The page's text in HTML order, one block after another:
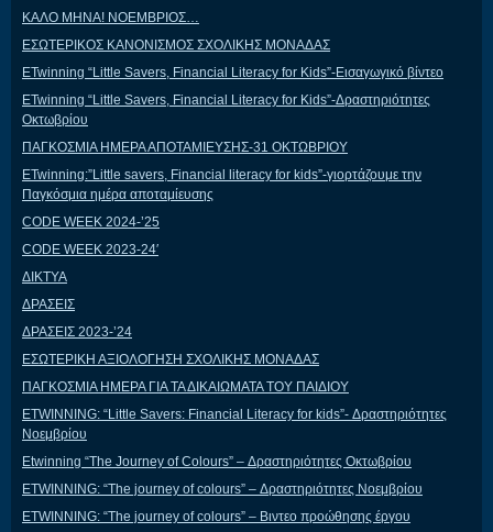
ΚΑΛΟ ΜΗΝΑ! ΝΟΕΜΒΡΙΟΣ…
ΕΣΩΤΕΡΙΚΟΣ ΚΑΝΟΝΙΣΜΟΣ ΣΧΟΛΙΚΗΣ ΜΟΝΑΔΑΣ
ΕTwinning “Little Savers, Financial Literacy for Kids”-Εισαγωγικό βίντεο
ΕTwinning “Little Savers, Financial Literacy for Kids”-Δραστηριότητες
Οκτωβρίου
ΠΑΓΚΟΣΜΙΑ ΗΜΕΡΑ ΑΠΟΤΑΜΙΕΥΣΗΣ-31 ΟΚΤΩΒΡΙΟΥ
ETwinning:”Little savers, Financial literacy for kids”-γιορτάζουμε την
Παγκόσμια ημέρα αποταμίευσης
CODE WEEK 2024-’25
CODE WEEK 2023-24′
ΔΙΚΤΥΑ
ΔΡΑΣΕΙΣ
ΔΡΑΣΕΙΣ 2023-’24
ΕΣΩΤΕΡΙΚΗ ΑΞΙΟΛΟΓΗΣΗ ΣΧΟΛΙΚΗΣ ΜΟΝΑΔΑΣ
ΠΑΓΚΟΣΜΙΑ ΗΜΕΡΑ ΓΙΑ ΤΑ ΔΙΚΑΙΩΜΑΤΑ ΤΟΥ ΠΑΙΔΙΟΥ
ETWINNING: “Little Savers: Financial Literacy for kids”- Δραστηριότητες
Νοεμβρίου
Etwinning “The Journey of Colours” – Δραστηριότητες Οκτωβρίου
ETWINNING: “The journey of colours” – Δραστηριότητες Νοεμβρίου
ETWINNING: “The journey of colours” – Βιντεο προώθησης έργου